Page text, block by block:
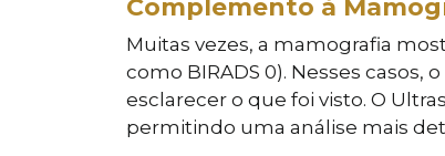
Complemento à
Muitas vezes, a mamografia
como BIRADS 0). Nesses
esclarecer o que foi visto. O
permitindo uma análise mais